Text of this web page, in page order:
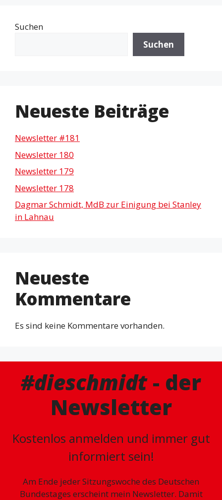
Suchen
Suchen
Neueste Beiträge
Newsletter #181
Newsletter 180
Newsletter 179
Newsletter 178
Dagmar Schmidt, MdB zur Einigung bei Stanley
in Lahnau
Neueste
Kommentare
Es sind keine Kommentare vorhanden.
#dieschmidt- der
Newsletter
Kostenlos anmelden und immer gut
informiert sein!
Am Ende jeder Sitzungswoche des Deutschen
Bundestages erscheint mein Newsletter. Damit